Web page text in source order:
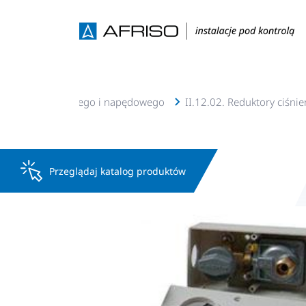
oleju opałowego i napędowego II.12.02. Reduktory
Przeglądaj katalog produktów